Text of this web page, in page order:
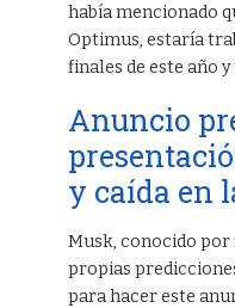
había mencionado
Optimus, estaría
finales de este año
Anuncio
y caída en
Musk, conocido
propias
para hacer este